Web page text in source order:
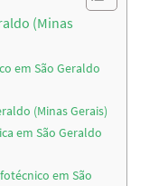
(Minas
em São Geraldo
(Minas Gerais)
em São Geraldo
em São